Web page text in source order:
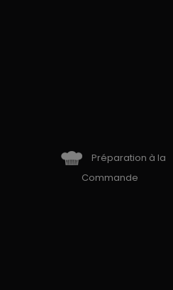
Préparation à la
Commande